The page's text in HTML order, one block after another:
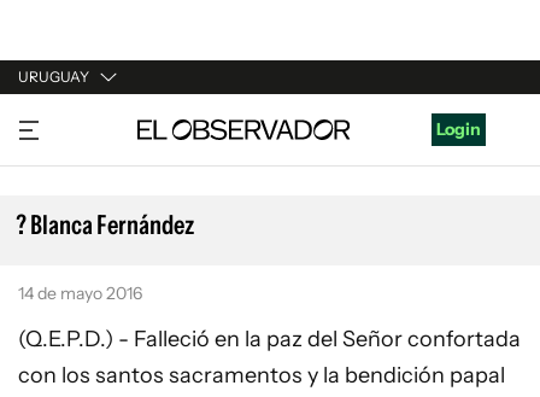
URUGUAY
URUGUAY
ARGENTINA
ESPAÑA
Login
? Blanca Fernández
14 de mayo 2016
(Q.E.P.D.) - Falleció en la paz del Señor confortada
con los santos sacramentos y la bendición papal